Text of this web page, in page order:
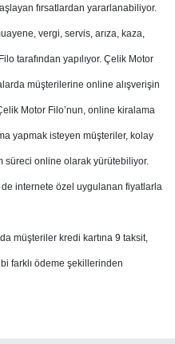
fırsatlardan yararlanabiliyor.
vergi, servis, arıza, kaza,
tarafından yapılıyor. Çelik Motor
müşterilerine online alışverişin
Motor Filo’nun, online kiralama
yapmak isteyen müşteriler, kolay
süreci online olarak yürütebiliyor.
internete özel uygulanan fiyatlarla
müşteriler kredi kartına 9 taksit,
farklı ödeme şekillerinden